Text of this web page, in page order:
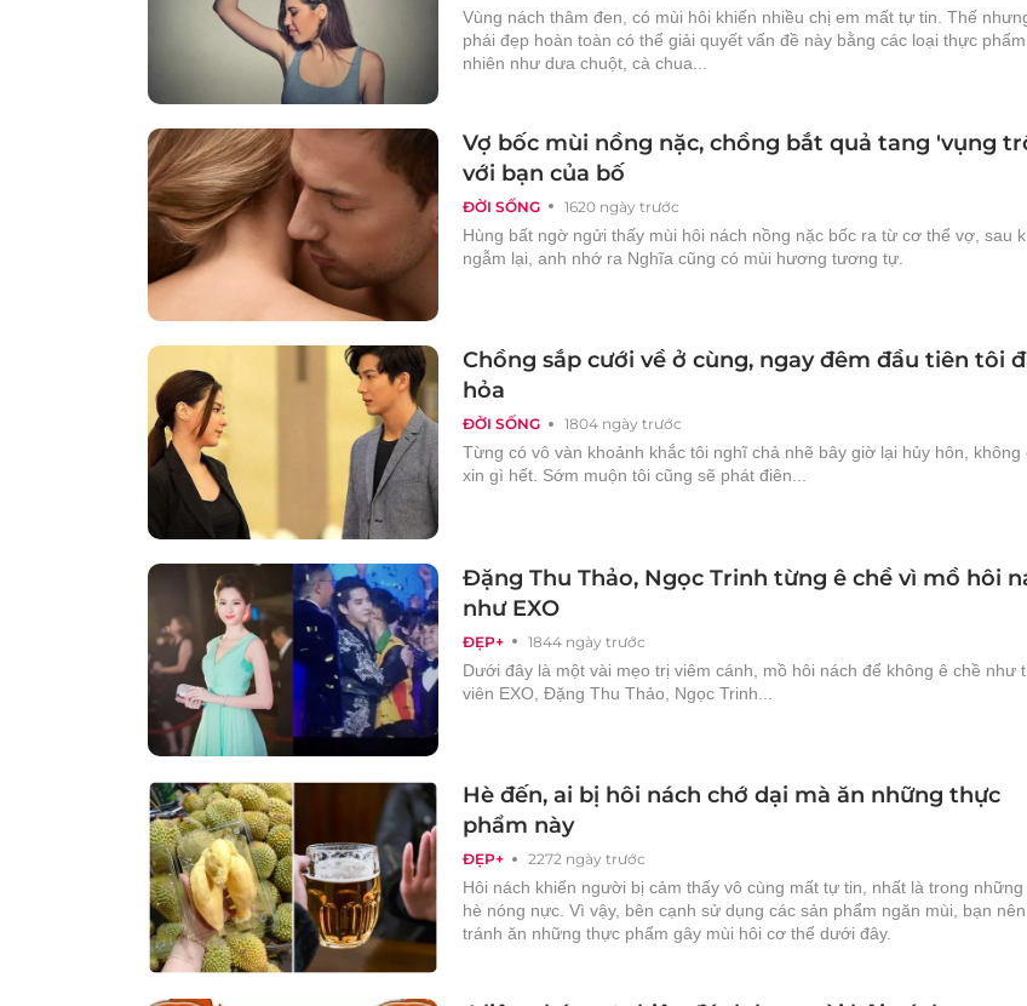
Vùng nách thâm đen, có mùi hôi khiến nhiều chị em mất tự tin. Thế
phái đẹp hoàn toàn có thể giải quyết vấn đề này bằng các loại thực
nhiên như dưa chuột, cà chua...
ĐỜI SỐNG 1620 ngày trước
Vợ bốc mùi nồng nặc, chồng bắt quả tang 'vụng
với bạn của bố
Hùng bất ngờ ngửi thấy mùi hôi nách nồng nặc bốc ra từ cơ thể vợ, sau
ngẫm lại, anh nhớ ra Nghĩa cũng có mùi hương tương tự.
ĐỜI SỐNG 1804 ngày trước
Chồng sắp cưới về ở cùng, ngay đêm đầu tiên tôi
hỏa
Từng có vô vàn khoảnh khắc tôi nghĩ chả nhẽ bây giờ lại hủy hôn, không
xin gì hết. Sớm muộn tôi cũng sẽ phát điên...
ĐẸP+ 1844 ngày trước
Đặng Thu Thảo, Ngọc Trinh từng ê chề vì mồ hôi
như EXO
Dưới đây là một vài mẹo trị viêm cánh, mồ hôi nách để không ê chề như
viên EXO, Đặng Thu Thảo, Ngọc Trinh...
ĐẸP+ 2272 ngày trước
Hè đến, ai bị hôi nách chớ dại mà ăn những thực
phẩm này
Hôi nách khiến người bị cảm thấy vô cùng mất tự tin, nhất là trong những
hè nóng nực. Vì vậy, bên cạnh sử dụng các sản phẩm ngăn mùi, bạn nên
tránh ăn những thực phẩm gây mùi hôi cơ thể dưới đây.